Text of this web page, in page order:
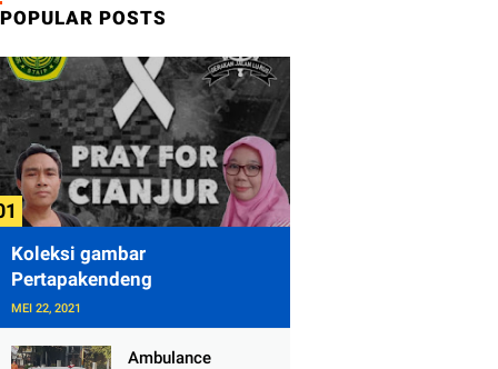
POPULAR POSTS
Koleksi gambar
Pertapakendeng
MEI 22, 2021
Ambulance